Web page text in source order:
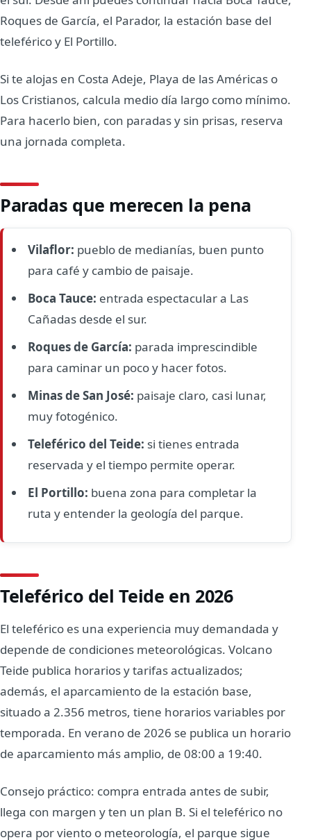
Roques de García, el Parador, la estación base del
teleférico y El Portillo.
Si te alojas en Costa Adeje, Playa de las Américas o
Los Cristianos, calcula medio día largo como mínimo.
Para hacerlo bien, con paradas y sin prisas, reserva
una jornada completa.
Paradas que merecen la pena
Vilaflor: pueblo de medianías, buen punto
para café y cambio de paisaje.
Boca Tauce: entrada espectacular a Las
Cañadas desde el sur.
Roques de García: parada imprescindible
para caminar un poco y hacer fotos.
Minas de San José: paisaje claro, casi lunar,
muy fotogénico.
Teleférico del Teide: si tienes entrada
reservada y el tiempo permite operar.
El Portillo: buena zona para completar la
ruta y entender la geología del parque.
Teleférico del Teide en 2026
El teleférico es una experiencia muy demandada y
depende de condiciones meteorológicas. Volcano
Teide publica horarios y tarifas actualizados;
además, el aparcamiento de la estación base,
situado a 2.356 metros, tiene horarios variables por
temporada. En verano de 2026 se publica un horario
de aparcamiento más amplio, de 08:00 a 19:40.
Consejo práctico: compra entrada antes de subir,
llega con margen y ten un plan B. Si el teleférico no
opera por viento o meteorología, el parque sigue